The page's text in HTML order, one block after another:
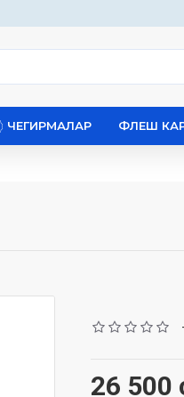
ЧЕГИРМАЛАР ФЛЕШ
-
26 500